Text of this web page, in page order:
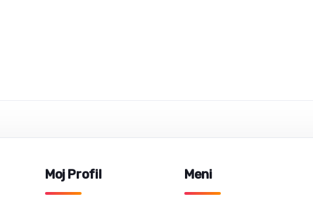
Moj Profil Meni